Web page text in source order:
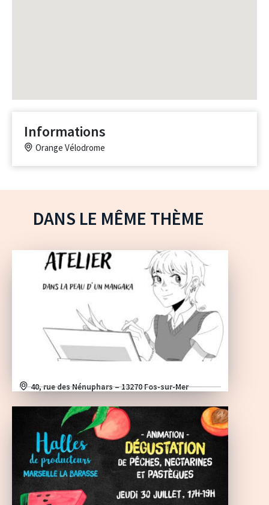
Informations
Orange Vélodrome
DANS LE MÊME THÈME
40, rue des Nénuphars – 13270 Fos-sur-Mer